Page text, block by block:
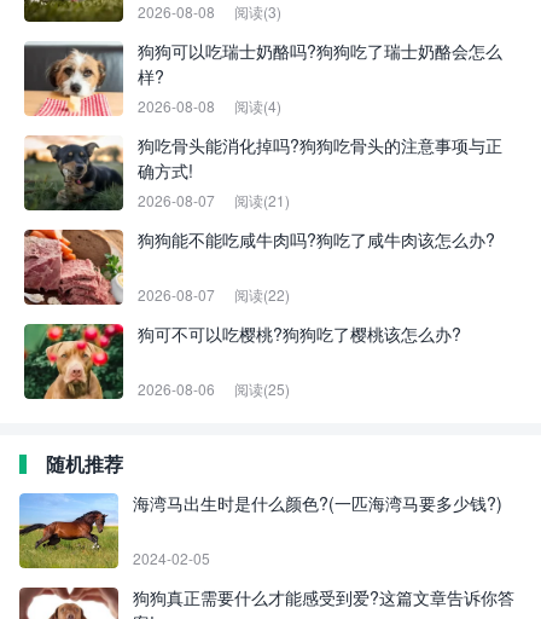
2026-08-08 阅读(3)
狗狗可以吃瑞士奶酪吗?狗狗吃了瑞士奶酪会怎么
样?
2026-08-08 阅读(4)
狗吃骨头能消化掉吗?狗狗吃骨头的注意事项与正
确方式!
2026-08-07 阅读(21)
狗狗能不能吃咸牛肉吗?狗吃了咸牛肉该怎么办?
2026-08-07 阅读(22)
狗可不可以吃樱桃?狗狗吃了樱桃该怎么办?
2026-08-06 阅读(25)
随机推荐
海湾马出生时是什么颜色?(一匹海湾马要多少钱?)
2024-02-05
狗狗真正需要什么才能感受到爱?这篇文章告诉你答